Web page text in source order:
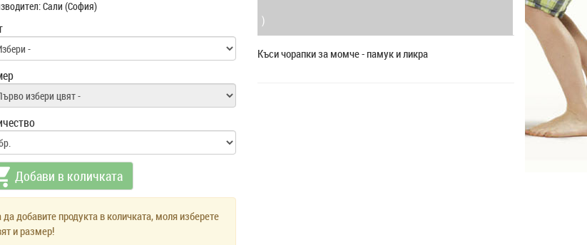
Сали (София)
да добавите продукта в количката, моля изберете
и размер!
)
Къси чорапки за момче - памук и ликра